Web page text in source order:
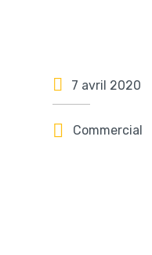
7 avril 2020
Commercial